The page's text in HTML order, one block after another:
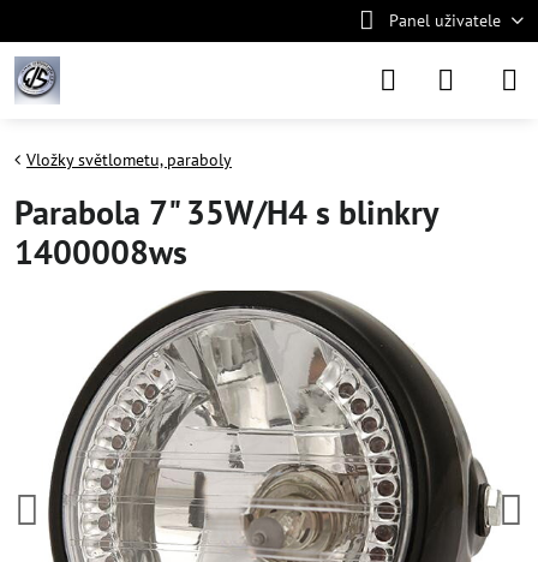
Panel uživatele
Vložky světlometu, paraboly
Parabola 7" 35W/H4 s blinkry
1400008ws